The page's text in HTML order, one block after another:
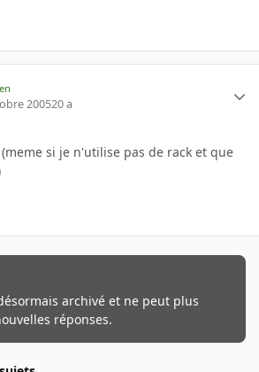
200520 a
(meme si je n'utilise pas de rack et que
archivé et ne peut plus
réponses.